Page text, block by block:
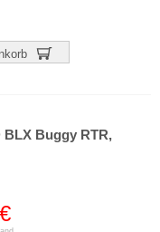
BLX Buggy RTR,
€